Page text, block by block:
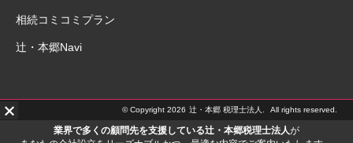
相続コミコミプラン
辻・本郷Navi
© Copyright 2026 辻・本郷 税理士法人. All rights reserved.
業界で多くの顧問先を支援している辻・本郷税理士法人が